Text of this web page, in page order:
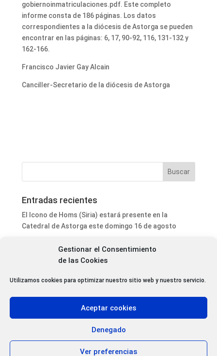
Gestionar el Consentimiento
de las Cookies
Utilizamos cookies para optimizar nuestro sitio web y nuestro servicio.
Aceptar cookies
Denegado
Ver preferencias
gobiernoinmatriculaciones.pdf. Este completo
informe consta de 186 páginas. Los datos
correspondientes a la diócesis de Astorga se pueden
encontrar en las páginas: 6, 17, 90-92, 116, 131-132 y
162-166.
Francisco Javier Gay Alcain
Canciller-Secretario de la diócesis de Astorga
Entradas recientes
El Icono de Homs (Siria) estará presente en la
Catedral de Astorga este domingo 16 de agosto
edición con 18 expositores y Marruecos como país
Castilla y León entra este martes en alerta por riesgo
iluminación y suelo de caucho en parques
El Atlético Astorga arranca la pretemporada con un
empate ante el Deportivo Fabril (2-2)